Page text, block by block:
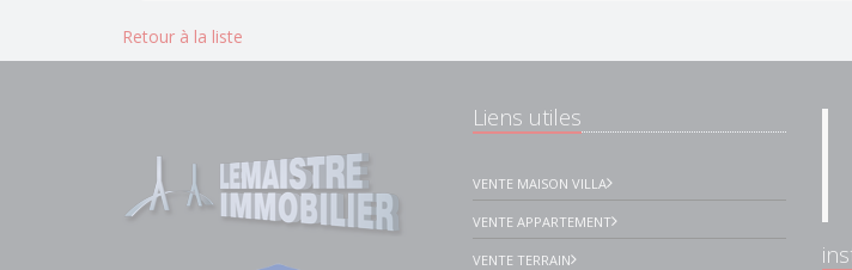
Retour à la liste
Liens utiles
VENTE MAISON VILLA
VENTE APPARTEMENT
VENTE TERRAIN